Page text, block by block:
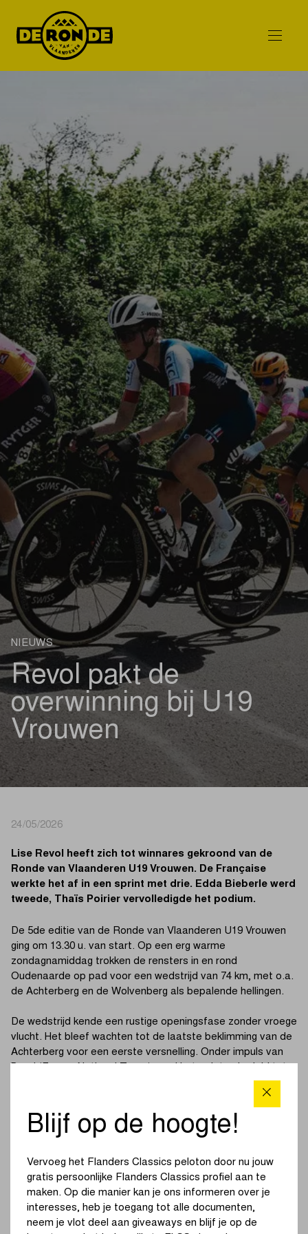
NIEUWS
Revol pakt de
overwinning bij U19
Vrouwen
24/05/2026
Lise Revol heeft zich tot winnares gekroond van de
Ronde van Vlaanderen U19 Vrouwen. De Française
werkte het af in een sprint met drie. Edda Bieberle werd
tweede, Thaïs Poirier vervolledigde het podium.
De 5de editie van de Ronde van Vlaanderen U19 Vrouwen
ging om 13.30 u. van start. Op een erg warme
zondagnamiddag trokken de rensters in en rond
Oudenaarde op pad voor een wedstrijd van 74 km, met o.a.
de Achterberg en de Wolvenberg als bepalende hellingen.
De wedstrijd kende een rustige openingsfase zonder vroege
vlucht. Het bleef wachten tot de laatste beklimming van de
Achterberg voor een eerste versnelling. Onder impuls van
een groep van een twintigtal rensters. De Française,
probeerde het vervolgens solo, maar werd al snel opnieuw
gegrepen.
we met een veertigtal rensters de finale ingingen. Støvern
(Airtox – Carl Ras) trok in de aanval en kreeg na de Varent
het gezelschap van haar ploeggenote Bieberle en het duo
van het France National Team, Poirier-Revol.
Blijf op de hoogte!
Vervoeg het Flanders Classics peloton door nu jouw
gratis persoonlijke Flanders Classics profiel aan te
maken. Op die manier kan je ons informeren over je
interesses, heb je toegang tot alle documenten,
neem je vlot deel aan giveaways en blijf je op de